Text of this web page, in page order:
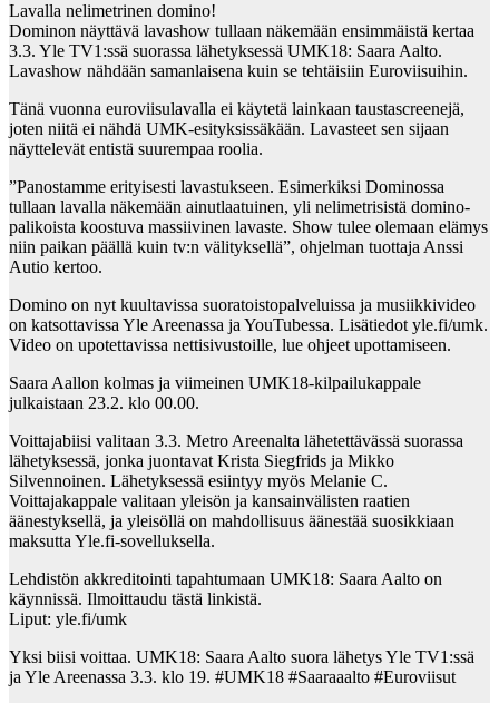
Lavalla nelimetrinen domino!
Dominon näyttävä lavashow tullaan näkemään ensimmäistä kertaa
3.3. Yle TV1:ssä suorassa lähetyksessä UMK18: Saara Aalto.
Lavashow nähdään samanlaisena kuin se tehtäisiin Euroviisuihin.
Tänä vuonna euroviisulavalla ei käytetä lainkaan taustascreenejä,
joten niitä ei nähdä UMK-esityksissäkään. Lavasteet sen sijaan
näyttelevät entistä suurempaa roolia.
”Panostamme erityisesti lavastukseen. Esimerkiksi Dominossa
tullaan lavalla näkemään ainutlaatuinen, yli nelimetrisistä domino-
palikoista koostuva massiivinen lavaste. Show tulee olemaan elämys
niin paikan päällä kuin tv:n välityksellä”, ohjelman tuottaja Anssi
Autio kertoo.
Domino on nyt kuultavissa suoratoistopalveluissa ja musiikkivideo
on katsottavissa Yle Areenassa ja YouTubessa. Lisätiedot yle.fi/umk.
Video on upotettavissa nettisivustoille, lue ohjeet upottamiseen.
Saara Aallon kolmas ja viimeinen UMK18-kilpailukappale
julkaistaan 23.2. klo 00.00.
Voittajabiisi valitaan 3.3. Metro Areenalta lähetettävässä suorassa
lähetyksessä, jonka juontavat Krista Siegfrids ja Mikko
Silvennoinen. Lähetyksessä esiintyy myös Melanie C.
Voittajakappale valitaan yleisön ja kansainvälisten raatien
äänestyksellä, ja yleisöllä on mahdollisuus äänestää suosikkiaan
maksutta Yle.fi-sovelluksella.
Lehdistön akkreditointi tapahtumaan UMK18: Saara Aalto on
käynnissä. Ilmoittaudu tästä linkistä.
Liput: yle.fi/umk
Yksi biisi voittaa. UMK18: Saara Aalto suora lähetys Yle TV1:ssä
ja Yle Areenassa 3.3. klo 19. #UMK18 #Saaraaalto #Euroviisut